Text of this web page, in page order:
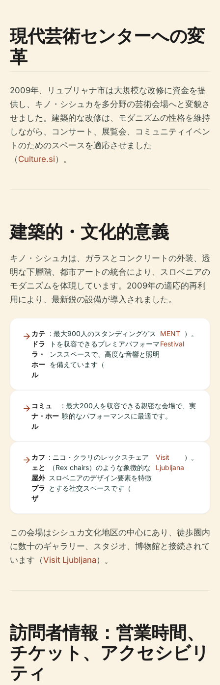
現代芸術センターへの変
革
2009年、リュブリャナ市は大規模な改修に資金を提
供し、キノ・シシュカを多分野の芸術会場へと変貌さ
せました。建築的な改修は、モダニズムの性格を維持
しながら、コンサート、展覧会、コミュニティイベン
トのためのスペースを適応させました
（Culture.si）。
建築的・文化的意義
キノ・シシュカは、ガラスとコンクリートの外装、透
明な下層階、都市アートの統合により、スロベニアの
モダニズムを体現しています。2009年の適応的再利
用により、最新鋭の設備が導入されました。
カテ
ドラ
ラ・
ホー
ル
: 最大900人のスタンディングゲス
トを収容できるプレミアパフォーマ
ンススペースで、高度な音響と照明
を備えています（
MENT
Festival
）。
コミュ
ナ・ホー
ル
: 最大200人を収容できる親密な会場で、実
験的なパフォーマンスに最適です。
カフ
ェと
屋外
プラ
ザ
: ニコ・クラリのレックスチェア
（Rex chairs）のような象徴的な
スロベニアのデザイン要素を特徴
とする社交スペースです（
Visit
Ljubljana
）。
この会場はシシュカ文化地区の中心にあり、徒歩圏内
に数十のギャラリー、スタジオ、博物館と接続されて
います（Visit Ljubljana）。
訪問者情報：営業時間、
チケット、アクセシビリ
ティ